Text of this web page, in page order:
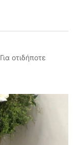
Για οτιδήποτε